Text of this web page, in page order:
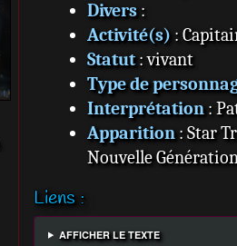
Divers:
Activité(s) :
Statut: vivant
Type de
Interprétation:
Apparition: Star
Nouvelle
Liens :
AFFICHER LE TEXTE